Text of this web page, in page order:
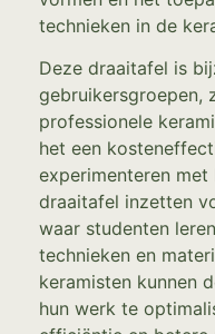
technieken in de
Deze draaitafel is
gebruikersgroepen,
professionele
het een
experimenteren met
draaitafel inzetten
waar studenten
technieken en
keramisten kunnen
hun werk te